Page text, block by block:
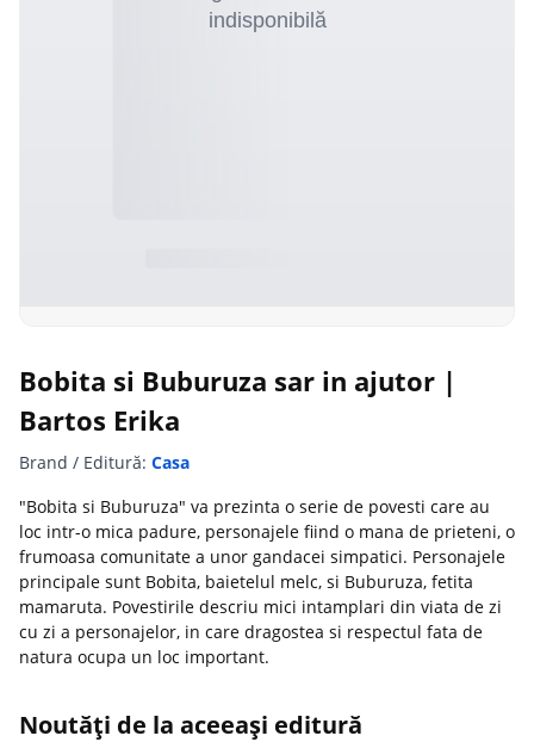
Bobita si Buburuza sar in ajutor |
Bartos Erika
Brand / Editură: Casa
"Bobita si Buburuza" va prezinta o serie de povesti care au
loc intr-o mica padure, personajele fiind o mana de prieteni, o
frumoasa comunitate a unor gandacei simpatici. Personajele
principale sunt Bobita, baietelul melc, si Buburuza, fetita
mamaruta. Povestirile descriu mici intamplari din viata de zi
cu zi a personajelor, in care dragostea si respectul fata de
natura ocupa un loc important.
Noutăți de la aceeași editură